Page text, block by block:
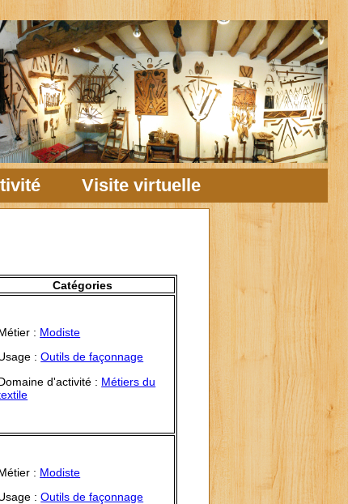
Visite virtuelle
Catégories
: Modiste
:Outils de façonnage
d'activité : Métiers du
: Modiste
:Outils de façonnage